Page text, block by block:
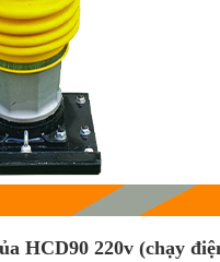
HCD90 220v (chạy